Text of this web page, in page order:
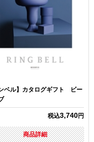
ンベル】カタログギフト ビー
税込3,740円
商品詳細